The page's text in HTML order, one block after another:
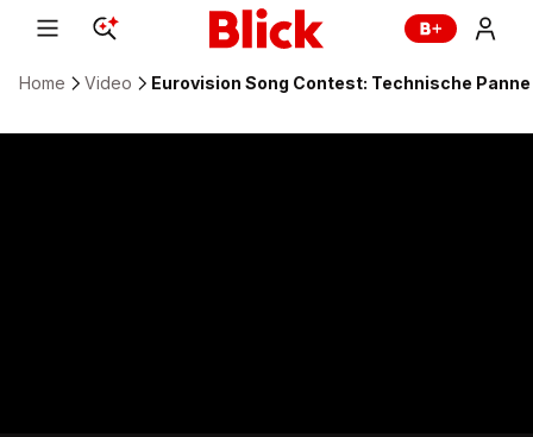
Home Video Eurovision Song Contest: Technische Panne